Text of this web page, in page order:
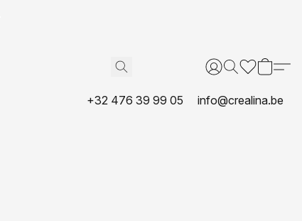
+32 476 39 99 05 info@crealina.be